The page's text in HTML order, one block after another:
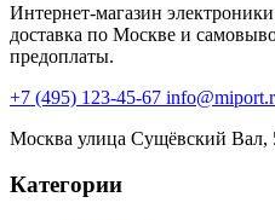
Интернет-магазин
доставка по Москве и
предоплаты.
+7 (495) 123-45-67
Москва улица Сущёвский Вал,
Категории